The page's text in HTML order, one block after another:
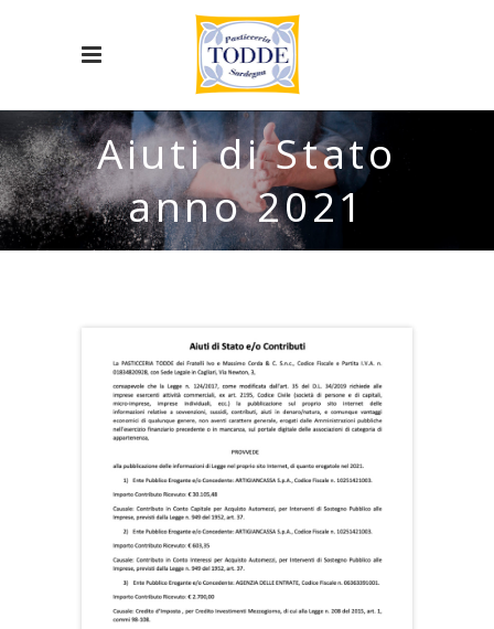
Aiuti di Stato
anno 2021